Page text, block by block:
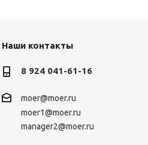
Наши контакты
8 924 041-61-16
moer@moer.ru
moer1@moer.ru
manager2@moer.ru